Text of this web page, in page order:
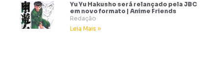
Yu Yu Hakusho será relançado pela JBC
em novo formato | Anime Friends
Redação
Leia Mais »